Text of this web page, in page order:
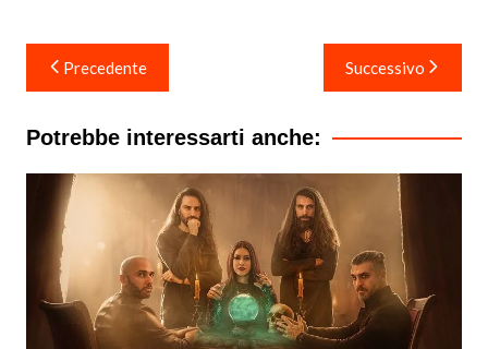
Navigazione
articoli
Precedente Successivo
Potrebbe interessarti anche: